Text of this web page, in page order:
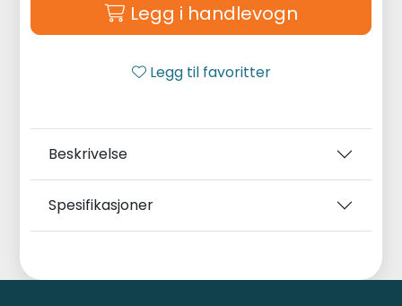
Legg i handlevogn
Legg til favoritter
Beskrivelse
Spesifikasjoner